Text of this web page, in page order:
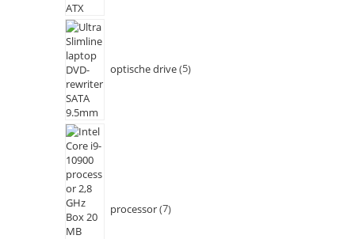
optische drive 5
processor 7